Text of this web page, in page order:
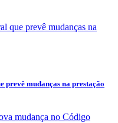
mudanças na prestação